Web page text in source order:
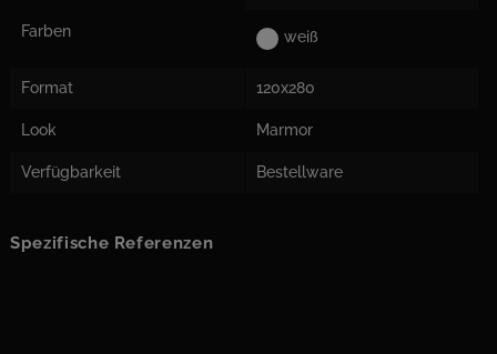
Farben weiß
Format 120x280
Look Marmor
Verfügbarkeit Bestellware
Spezifische Referenzen